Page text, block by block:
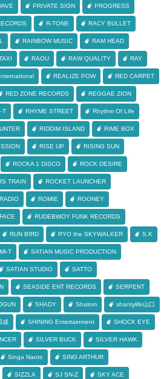
PRIVATE SIGN PROGRESS
R-TONE RACY BULLET
RAINBOW MUSIC RAM HEAD
RAOU RAW QUALITY RAY
REALIZE POW RED CARPET
RED ZONE RECORDS REGGAE ZION
T RHYME STREET Rhythm Of Life
RIDDIM ISLAND RIME BOX
RISE UP RISING SUN
ROCKA 1 DISCO ROCK DESIRE
TRAIN ROCKET LAUNCHER
ROMIE ROONEY
RUDEBWOY FUNK RECORDS
RUN BIRD RYO the SKYWALKER S.K
T SATIAN MUSIC PRODUCTION
SATIAN STUDIO SATTO
SEASIDE ENT RECORDS SERPENT
SHADY Shalom shantylife山口
成 SHINING Entertainment SHOCK EYE
SILVER BUCK SILVER HAWK
Singa Naoto SING ARTHUR
SIZZLA SJ SN-Z SKY ACE